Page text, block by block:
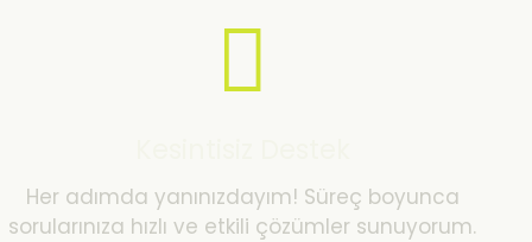
Her adımda yanınızdayım! Süreç boyunca
sorularınıza hızlı ve etkili çözümler sunuyorum.